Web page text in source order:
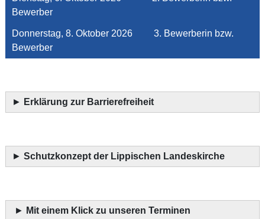
Bewerber
Donnerstag, 8. Oktober 2026 3. Bewerberin bzw.
Bewerber
► Erklärung zur Barrierefreiheit
► Schutzkonzept der Lippischen Landeskirche
► Mit einem Klick zu unseren Terminen